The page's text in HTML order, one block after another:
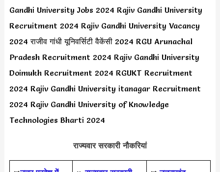
Gandhi University Jobs 2024 Rajiv Gandhi University
Recruitment 2024 Rajiv Gandhi University Vacancy
2024 राजीव गांधी यूनिवर्सिटी वैकेंसी 2024 RGU Arunachal
Pradesh Recruitment 2024 Rajiv Gandhi University
Doimukh Recruitment 2024 RGUKT Recruitment
2024 Rajiv Gandhi University itanagar Recruitment
2024 Rajiv Gandhi University of Knowledge
Technologies Bharti 2024
राज्यवार सरकारी नौकरियां